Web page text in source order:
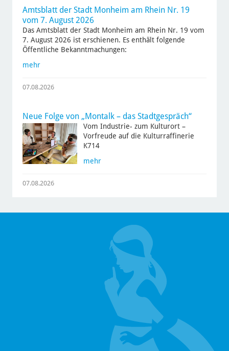
Amtsblatt der Stadt Monheim am Rhein Nr. 19
vom 7. August 2026
Das Amtsblatt der Stadt Monheim am Rhein Nr. 19 vom
7. August 2026 ist erschienen. Es enthält folgende
Öffentliche Bekanntmachungen:
mehr
07.08.2026
Neue Folge von „Montalk – das Stadtgespräch“
Vom Industrie- zum Kulturort –
Vorfreude auf die Kulturraffinerie
K714
mehr
07.08.2026